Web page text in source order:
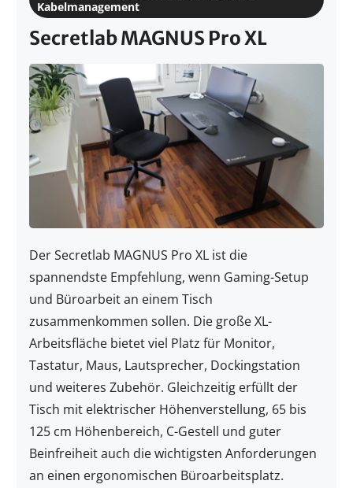
Kabelmanagement
Secretlab MAGNUS Pro XL
Der Secretlab MAGNUS Pro XL ist die
spannendste Empfehlung, wenn Gaming-Setup
und Büroarbeit an einem Tisch
zusammenkommen sollen. Die große XL-
Arbeitsfläche bietet viel Platz für Monitor,
Tastatur, Maus, Lautsprecher, Dockingstation
und weiteres Zubehör. Gleichzeitig erfüllt der
Tisch mit elektrischer Höhenverstellung, 65 bis
125 cm Höhenbereich, C-Gestell und guter
Beinfreiheit auch die wichtigsten Anforderungen
an einen ergonomischen Büroarbeitsplatz.